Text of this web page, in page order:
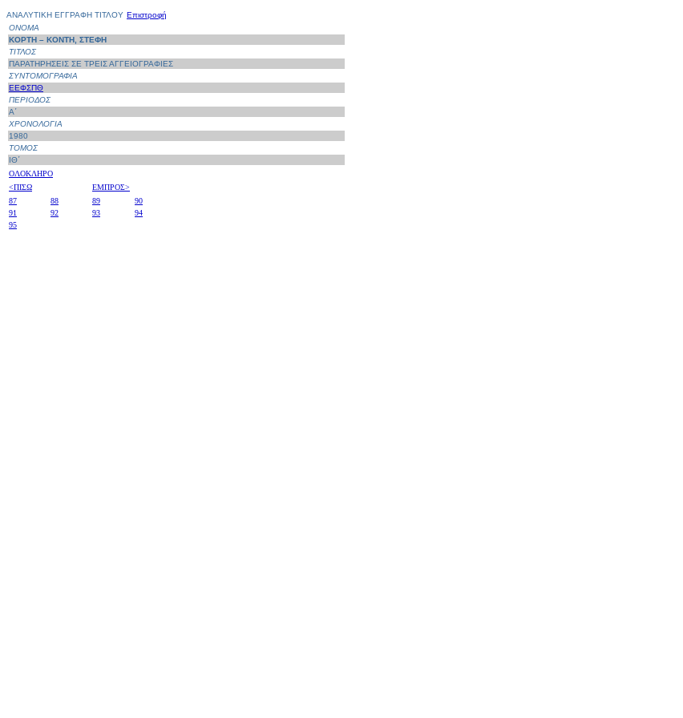
ΑΝΑΛΥΤΙΚΗ ΕΓΓΡΑΦΗ ΤΙΤΛΟΥ Επιστροφή
ΟΝΟΜΑ
ΚΟΡΤΗ – ΚΟΝΤΗ, ΣΤΕΦΗ
ΤΙΤΛΟΣ
ΠΑΡΑΤΗΡΗΣΕΙΣ ΣΕ ΤΡΕΙΣ ΑΓΓΕΙΟΓΡΑΦΙΕΣ
ΣΥΝΤΟΜΟΓΡΑΦΙΑ
ΕΕΦΣΠΘ
ΠΕΡΙΟΔΟΣ
Α΄
ΧΡΟΝΟΛΟΓΙΑ
1980
ΤΟΜΟΣ
ΙΘ΄
ΟΛΟΚΛΗΡΟ
<ΠΙΣΩ
ΕΜΠΡΟΣ>
87
88 89
90
91
92 93
94
95